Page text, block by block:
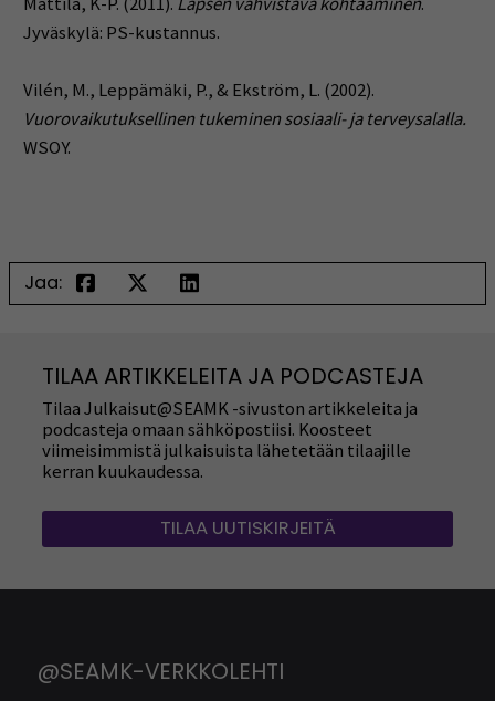
Jyväskylä: PS-kustannus.
Vilén, M., Leppämäki, P., & Ekström, L. (2002).
Vuorovaikutuksellinen tukeminen sosiaali- ja terveysalalla.
WSOY.
Jaa:
TILAA ARTIKKELEITA JA PODCASTEJA
Tilaa Julkaisut@SEAMK -sivuston artikkeleita ja
podcasteja omaan sähköpostiisi. Koosteet
viimeisimmistä julkaisuista lähetetään tilaajille
kerran kuukaudessa.
TILAA UUTISKIRJEITÄ
@SEAMK-VERKKOLEHTI